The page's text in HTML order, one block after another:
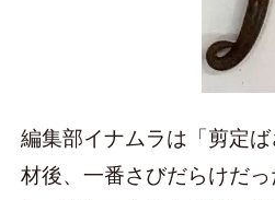
編集部イナムラは「剪定
材後、一番さびだらけだ